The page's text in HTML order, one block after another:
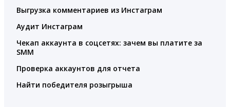
Выгрузка комментариев из Инстаграм
Аудит Инстаграм
Чекап аккаунта в соцсетях: зачем вы платите за
SMM
Проверка аккаунтов для отчета
Найти победителя розыгрыша